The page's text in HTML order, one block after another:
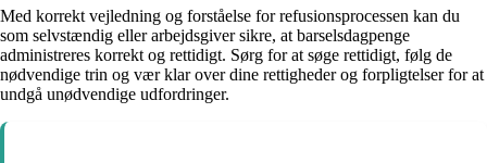
Med korrekt vejledning og forståelse for refusionsprocessen kan du
som selvstændig eller arbejdsgiver sikre, at barselsdagpenge
administreres korrekt og rettidigt. Sørg for at søge rettidigt, følg de
nødvendige trin og vær klar over dine rettigheder og forpligtelser for at
undgå unødvendige udfordringer.